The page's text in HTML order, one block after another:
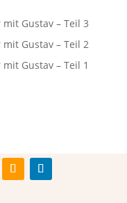
Gustav – Teil 3
Gustav – Teil 2
Gustav – Teil 1